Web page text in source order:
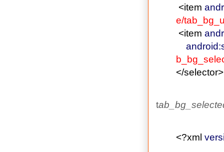
<item
e/
<item
</selector>
t
<?xml